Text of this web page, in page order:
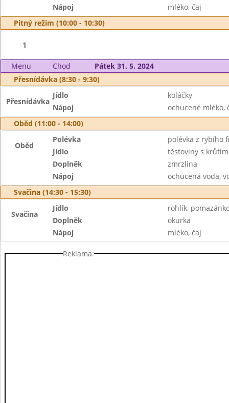
Nápoj
mléko, čaj
Pitný režim (10:00 - 10:30)
1
Menu Chod
Pátek 31. 5. 2024
Přesnídávka (8:30 - 9:30)
Přesnídávka
Jídlo
koláčky
Nápoj
ochucené mléko,
Oběd (11:00 - 14:00)
Oběd
Polévka
polévka z rybího
Jídlo
těstoviny s
Doplněk
zmrzlina
Nápoj
ochucená voda,
Svačina (14:30 - 15:30)
Svačina
Jídlo
rohlík,
Doplněk
okurka
Nápoj
mléko, čaj
Reklama: